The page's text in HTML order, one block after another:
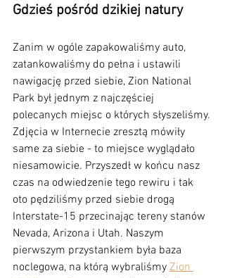
Gdzieś pośród dzikiej natury
Zanim w ogóle zapakowaliśmy auto,
zatankowaliśmy do pełna i ustawili
nawigację przed siebie, Zion National
Park był jednym z najczęściej
polecanych miejsc o których słyszeliśmy.
Zdjęcia w Internecie zresztą mówiły
same za siebie - to miejsce wyglądało
niesamowicie. Przyszedł w końcu nasz
czas na odwiedzenie tego rewiru i tak
oto pędziliśmy przed siebie drogą
Interstate-15 przecinając tereny stanów
Nevada, Arizona i Utah. Naszym
pierwszym przystankiem była baza
noclegowa, na którą wybraliśmy Zion